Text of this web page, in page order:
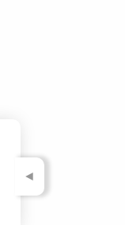
◄